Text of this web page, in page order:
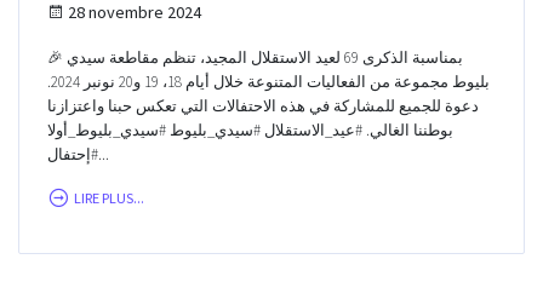
28 novembre 2024
🎉 بمناسبة الذكرى 69 لعيد الاستقلال المجيد، تنظم مقاطعة سيدي
بليوط مجموعة من الفعاليات المتنوعة خلال أيام 18، 19 و20 نونبر 2024.
دعوة للجميع للمشاركة في هذه الاحتفالات التي تعكس حبنا واعتزازنا
بوطننا الغالي. #عيد_الاستقلال #سيدي_بليوط #سيدي_بليوط_أولا
#إحتفال...
LIRE PLUS...